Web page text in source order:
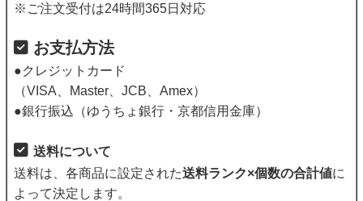
※ご注文受付は24時間365日対応
お支払方法
●クレジットカード
（VISA、Master、JCB、Amex）
●銀行振込（ゆうちょ銀行・京都信用金庫）
送料について
送料は、各商品に設定された送料ランク×個数の合計値に
よって決定します。